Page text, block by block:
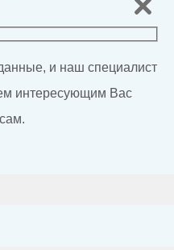
и наш специалист
интересующим Вас